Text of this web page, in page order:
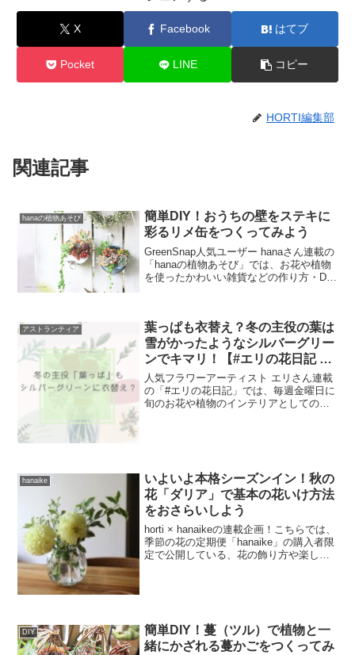
X Facebook はてブ
Pocket LINE コピー
HORTI編集部
関連記事
hanaの植物あそび
簡単DIY！おうちの壁をステキに
彩るリメ缶をつくってみよう
GreenSnap人気ユーザー hanaさん連載の
「hanaの植物あそび」では、お花や植物
を使ったかわいい雑貨などの作り方・DIY
アストランティア
葉っぱも衣替え？冬の主役の葉は
雪がかったようなシルバーグリー
ンでキマリ！【#エリの花日記 〜
vol.23〜】
人気フラワーアーティスト エリさん連載
の「#エリの花日記」では、毎週金曜日に
旬のお花や植物のインテリアとしての取
hanaike
いよいよ本格シーズンイン！秋の
花「ダリア」で基本の花いけ方法
をおさらいしよう
horti × hanaikeの連載企画！こちらでは、
季節の花の定期便「hanaike」の購入者限
定で公開している、花の飾り方や楽しみ
DIY
簡単DIY！蔓（ツル）で植物と一
緒にかざれる蔓かごをつくってみ